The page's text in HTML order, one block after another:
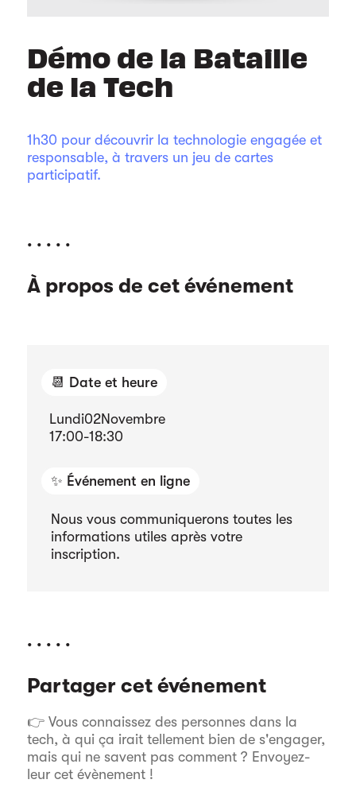
Démo de la Bataille
de la Tech
1h30 pour découvrir la technologie engagée et
responsable, à travers un jeu de cartes
participatif.
. . . . .
À propos de cet événement
📆 Date et heure
Lundi02Novembre
17:00-18:30
✨ Événement en ligne
Nous vous communiquerons toutes les
informations utiles après votre
inscription.
. . . . .
Partager cet événement
👉 Vous connaissez des personnes dans la
tech, à qui ça irait tellement bien de s'engager,
mais qui ne savent pas comment ? Envoyez-
leur cet évènement !